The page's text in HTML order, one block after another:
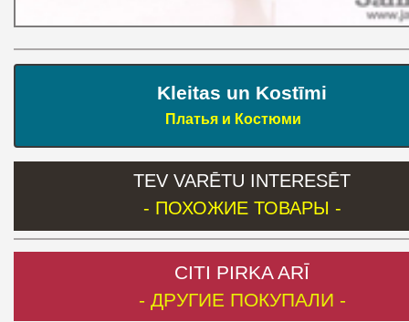
Kleitas un Kostīmi
Платья и Костюми
TEV VARĒTU INTERESĒT
- ПОХОЖИЕ ТОВАРЫ -
CITI PIRKA ARĪ
- ДРУГИЕ ПОКУПАЛИ -